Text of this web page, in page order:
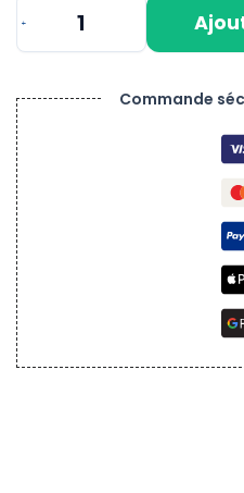
quantité
de
TV
PRO
2
IPTV
Commande